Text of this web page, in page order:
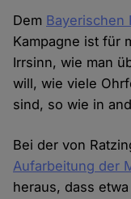
Dem Bayerischen
Kampagne ist für
Irrsinn, wie man
will, wie viele
sind, so wie in
Bei der von
Aufarbeitung der
heraus, dass